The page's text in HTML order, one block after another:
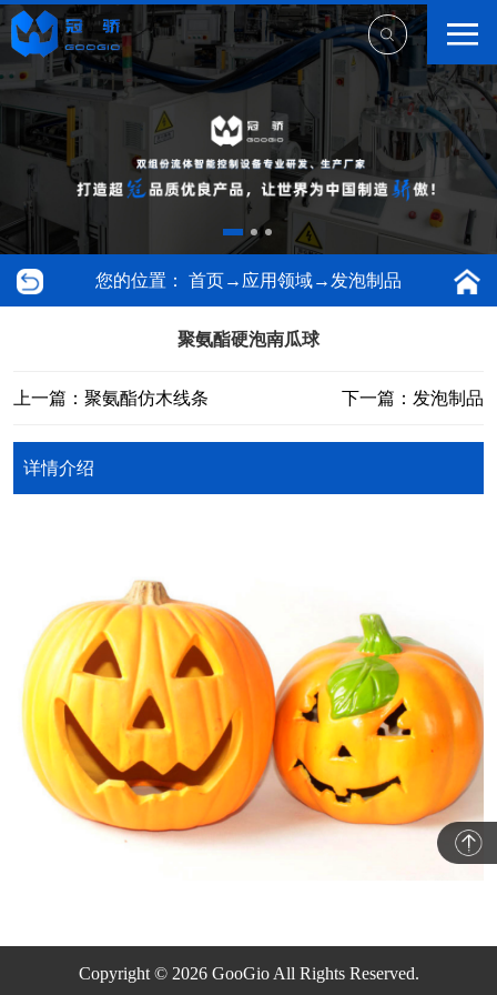
您的位置： 首页→ 应用领域→ 发泡制品
聚氨酯硬泡南瓜球
上一篇：聚氨酯仿木线条 下一篇：发泡制品
详情介绍
Copyright © 2026 GooGio All Rights Reserved.